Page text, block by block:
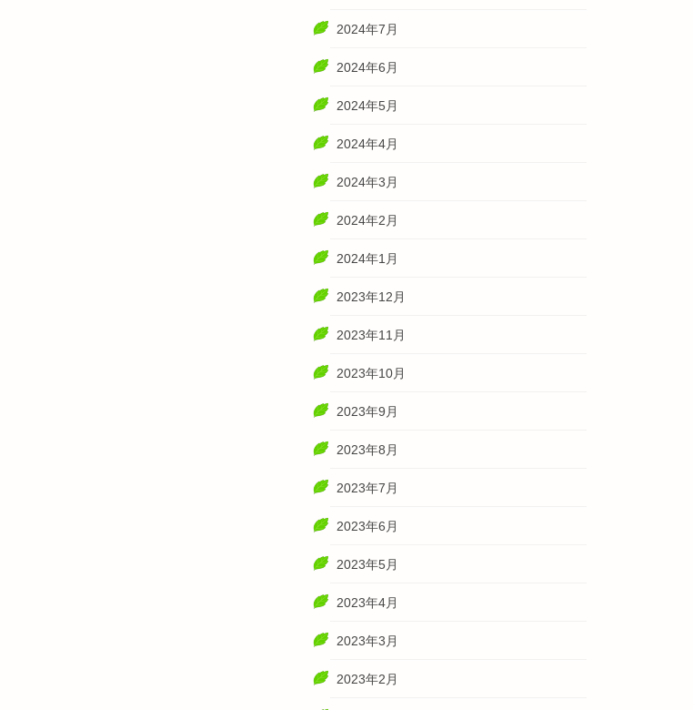
2024年7月
2024年6月
2024年5月
2024年4月
2024年3月
2024年2月
2024年1月
2023年12月
2023年11月
2023年10月
2023年9月
2023年8月
2023年7月
2023年6月
2023年5月
2023年4月
2023年3月
2023年2月